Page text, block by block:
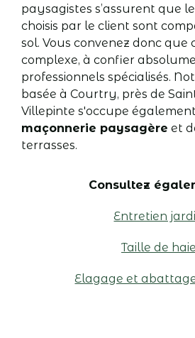
paysagistes s’assurent que
choisis par le client sont
sol. Vous convenez donc que
complexe, à confier
professionnels spécialisés.
basée à Courtry, près de
Villepinte s'occupe
maçonnerie paysagère et
terrasses.
Consultez
Entretien
Taille de haie
Elagage et